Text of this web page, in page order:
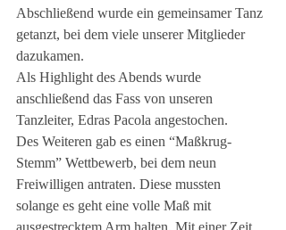
Abschließend wurde ein gemeinsamer Tanz
getanzt, bei dem viele unserer Mitglieder
dazukamen.
Als Highlight des Abends wurde
anschließend das Fass von unseren
Tanzleiter, Edras Pacola angestochen.
Des Weiteren gab es einen “Maßkrug-
Stemm” Wettbewerb, bei dem neun
Freiwilligen antraten. Diese mussten
solange es geht eine volle Maß mit
ausgestrecktem Arm halten. Mit einer Zeit